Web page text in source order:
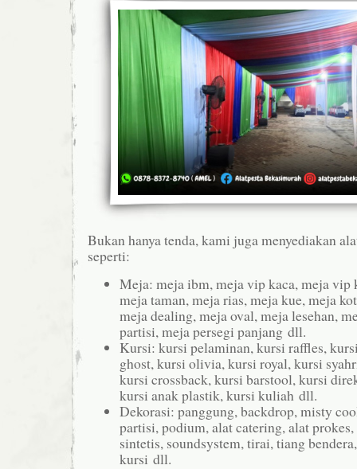
Bukan hanya tenda, kami juga menyediakan
seperti:
Meja: meja ibm, meja vip kaca, meja vip
meja taman, meja rias, meja kue, meja
meja dealing, meja oval, meja lesehan,
partisi, meja persegi panjang dll.
Kursi: kursi pelaminan, kursi raffles,
ghost, kursi olivia, kursi royal, kursi
kursi crossback, kursi barstool, kursi
kursi anak plastik, kursi kuliah dll.
Dekorasi: panggung, backdrop, misty
partisi, podium, alat catering, alat
sintetis, soundsystem, tirai, tiang
kursi dll.